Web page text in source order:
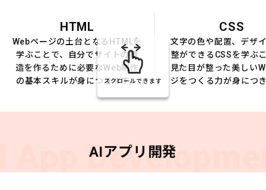
HTML
Webページの土台となるHTMLを
学ぶことで、自分でサイトの構
造を作るために必要なWeb制作
の基本スキルが身につきます。
CSS
文字の色や配置、デザ
整ができるCSSを学ぶ
見た目が整った美しい
ジをつくる力が身につ
スクロールできます
App AIアプリ開発